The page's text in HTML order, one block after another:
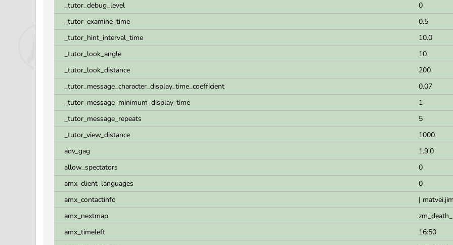
_tutor_debug_level
0
_tutor_examine_time
0.5
_tutor_hint_interval_time
10.0
_tutor_look_angle
10
_tutor_look_distance
200
_tutor_message_character_display_time_coefficient
0.07
_tutor_message_minimum_display_time
1
_tutor_message_repeats
5
_tutor_view_distance
1000
adv_gag
1.9.0
allow_spectators
0
amx_client_languages
0
amx_contactinfo
|
amx_nextmap
amx_timeleft
16:50